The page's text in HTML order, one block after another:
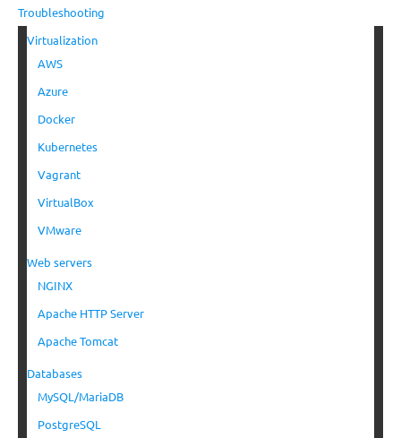
Troubleshooting
Virtualization
AWS
Azure
Docker
Kubernetes
Vagrant
VirtualBox
VMware
Web servers
NGINX
Apache HTTP Server
Apache Tomcat
Databases
MySQL/MariaDB
PostgreSQL